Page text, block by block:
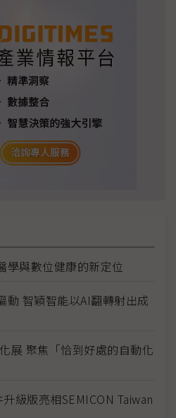
學與數位健康的新定位
動 智穎智能以AI翻轉射出成
展 聚焦「恰到好處的自動化
級版亮相SEMICON Taiwan